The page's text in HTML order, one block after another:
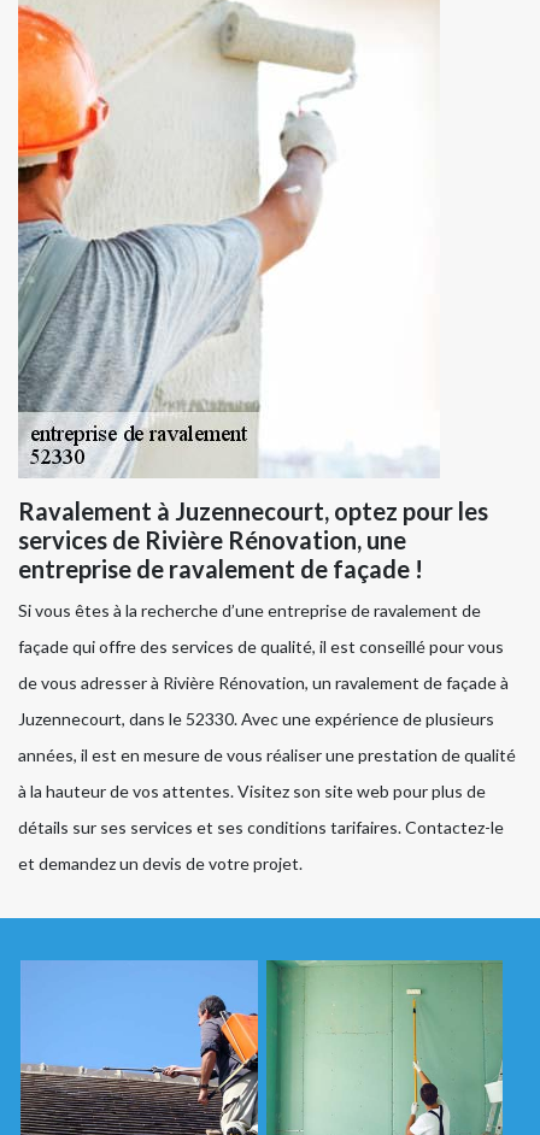
Ravalement à Juzennecourt, optez pour les
services de Rivière Rénovation, une
entreprise de ravalement de façade !
Si vous êtes à la recherche d’une entreprise de ravalement de
façade qui offre des services de qualité, il est conseillé pour vous
de vous adresser à Rivière Rénovation, un ravalement de façade à
Juzennecourt, dans le 52330. Avec une expérience de plusieurs
années, il est en mesure de vous réaliser une prestation de qualité
à la hauteur de vos attentes. Visitez son site web pour plus de
détails sur ses services et ses conditions tarifaires. Contactez-le
et demandez un devis de votre projet.